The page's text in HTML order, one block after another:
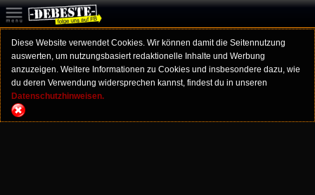
Diese Website verwendet Cookies. Wir können damit die Seitennutzung
auswerten, um nutzungsbasiert redaktionelle Inhalte und Werbung
anzuzeigen. Weitere Informationen zu Cookies und insbesondere dazu, wie
du deren Verwendung widersprechen kannst, findest du in unseren
Datenschutzhinweisen.